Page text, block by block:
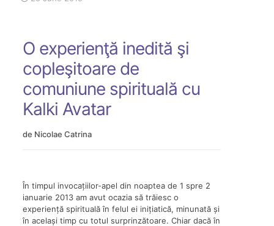
O experienţă inedită şi
copleşitoare de
comuniune spirituală cu
Kalki Avatar
de Nicolae Catrina
În timpul invocațiilor-apel din noaptea de 1 spre 2
ianuarie 2013 am avut ocazia să trăiesc o
experiență spirituală în felul ei inițiatică, minunată și
în același timp cu totul surprinzătoare. Chiar dacă în